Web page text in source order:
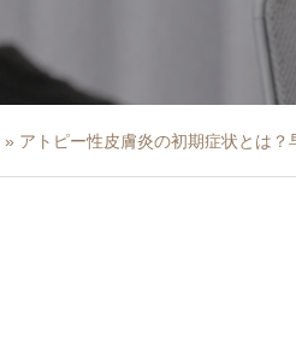
» アトピー性皮膚炎の初期症状とは？